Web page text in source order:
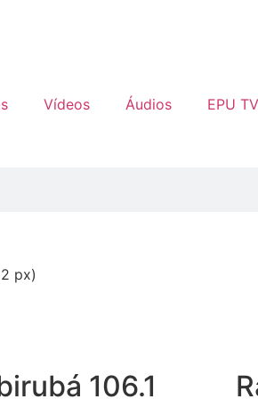
Vídeos Áudios EPU TV
106.1